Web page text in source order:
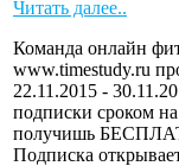
Читать далее..
Команда онлайн
www.timestudy.ru
22.11.2015 -
подписки сроком
получишь
Подписка